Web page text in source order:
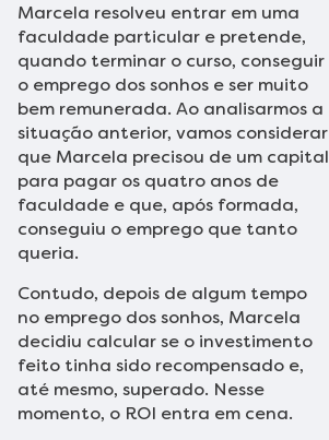
Marcela resolveu entrar em uma
faculdade particular e pretende,
quando terminar o curso, conseguir
o emprego dos sonhos e ser muito
bem remunerada. Ao analisarmos a
situação anterior, vamos considerar
que Marcela precisou de um capital
para pagar os quatro anos de
faculdade e que, após formada,
conseguiu o emprego que tanto
queria.
Contudo, depois de algum tempo
no emprego dos sonhos, Marcela
decidiu calcular se o investimento
feito tinha sido recompensado e,
até mesmo, superado. Nesse
momento, o ROI entra em cena.